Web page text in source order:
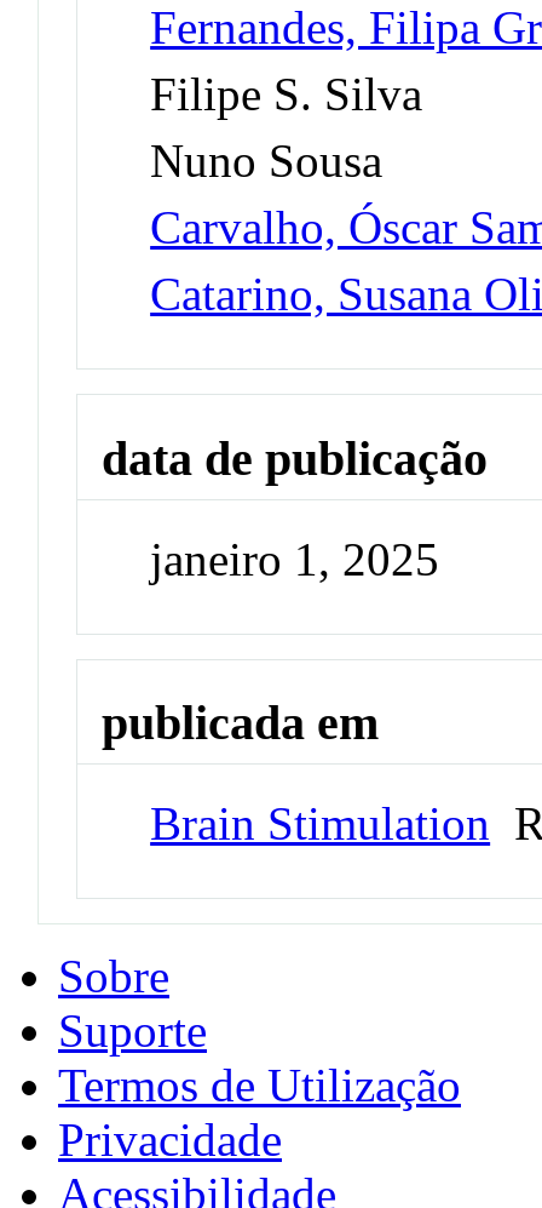
Fernandes, Filipa
Filipe S. Silva
Nuno Sousa
Carvalho, Óscar
Catarino, Susana
data de publicação
janeiro 1, 2025
publicada em
Brain Stimulation
Sobre
Suporte
Termos de Utilização
Privacidade
Acessibilidade